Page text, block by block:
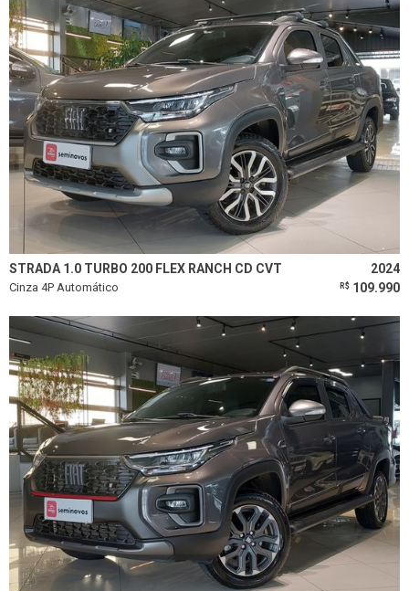
STRADA 1.0 TURBO 200 FLEX RANCH CD CVT 2024
Cinza 4P Automático R$ 109.990